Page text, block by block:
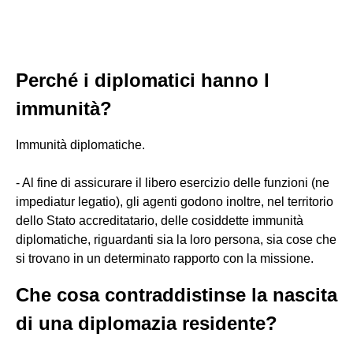
Perché i diplomatici hanno l
immunità?
Immunità diplomatiche.
- Al fine di assicurare il libero esercizio delle funzioni (ne
impediatur legatio), gli agenti godono inoltre, nel territorio
dello Stato accreditatario, delle cosiddette immunità
diplomatiche, riguardanti sia la loro persona, sia cose che
si trovano in un determinato rapporto con la missione.
Che cosa contraddistinse la nascita
di una diplomazia residente?